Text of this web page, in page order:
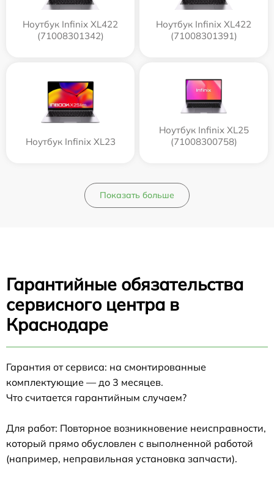
Ноутбук Infinix XL422
(71008301342)
Ноутбук Infinix XL422
(71008301391)
Ноутбук Infinix XL23
Ноутбук Infinix XL25
(71008300758)
Показать больше
Гарантийные обязательства
сервисного центра в
Краснодаре
Гарантия от сервиса: на смонтированные
комплектующие — до 3 месяцев.
Что считается гарантийным случаем?
Для работ: Повторное возникновение неисправности,
который прямо обусловлен с выполненной работой
(например, неправильная установка запчасти).